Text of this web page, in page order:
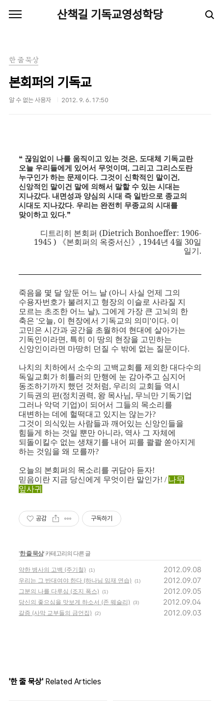
산책길 기독교영성학당
한 줄 묵상
본회퍼의 기독교
알 수 없는 사용자 2012. 9. 6. 17:50
❝ 끊임없이 나를 움직이고 있는 것은, 도대체 기독교란
오늘 우리들에게 있어서 무엇이며, 그리고 그리스도란
누구인가 하는 문제이다. 그것이 신학적인 말이건,
신앙적인 말이건 말에 의해서 말할 수 있는 시대는
지나갔다. 내면성과 양심의 시대 즉 일반으로 종교의
시대도 지나갔다. 우리는 완전히 무종교의 시대를
맞이하고 있다.❞
디트리히 본회퍼 (Dietrich Bonhoeffer: 1906-
1945 )
《본회퍼의 옥중서신》 , 1944년 4월 30일
일기.
죽음을 몇 달 앞둔 어느 날 (아니 사실 언제 그의
수용자번호가 불려지고 형장의 이슬로 사라질 지
모르는 초조한 어느 날), 그에게 가장 큰 고뇌의 한
축은 '오늘, 이 현장에서 기독교의 의미 '이다. 이
고민은 시간과 공간을 초월하여 현대에 살아가는
기독인이라면 , 특히 이 땅의 현장을 고민하는
신앙인이라면 마땅히 던질 수 밖에 없는 질문이다.
나치의 치하에서 소수의 고백교회를 제외한 대다수의
독일교회가 히틀러의 만행에 눈 감아주고 심지어
동조하기까지 했던 것처럼, 우리의 교회들 역시
기득권의 편(정치권력, 왕 목사님, 무늬만 기독기업
그러나 악덕 기업)이 되어서 그들의 목소리를
대변하는 데에 헐떡대고 있지는 않는가?
그것이
의식있는 사람들과 깨어있는 신앙인들을
힘들게 하는 것일 뿐만 아니라, 역사 그 자체에
되돌이킬수 없는 생채기를 내어 피를 콸콸 쏟아지게
하는 것임을 왜 모를까?
오늘의 본회퍼의 목소리를 귀담아 듣자!
믿음이란 지금 당신에게 무엇이란 말인가! / 나무
잎사귀
공감 구독하기
'한 줄 묵상' 카테고리의 다른 글
약한 병사의 고백 (주기철) (1) 2012.09.08
우리는 그 반대여야 한다 (하나님 임재 연습) (1) 2012.09.07
그분의 나를 다루심 (조지 폭스) (1) 2012.09.05
당신의 좋으심을 맛보게 하소서 (존 웨슬리) (3) 2012.09.04
갈증 (사막 교부들의 금언집) (2) 2012.09.03
'한 줄 묵상' Related Articles